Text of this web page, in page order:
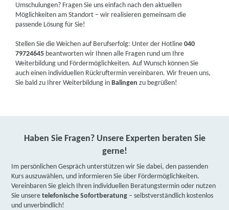
Umschulungen? Fragen Sie uns einfach nach den aktuellen
Möglichkeiten am Standort – wir realisieren gemeinsam die
passende Lösung für Sie!
Stellen Sie die Weichen auf Berufserfolg: Unter der Hotline040
79724645 beantworten wir Ihnen alle Fragen rund um Ihre
Weiterbildung und Fördermöglichkeiten. Auf Wunsch können Sie
auch einen individuellen Rückruftermin vereinbaren. Wir freuen uns,
Sie bald zu Ihrer Weiterbildung inBalingen zu begrüßen!
Haben Sie Fragen? Unsere Experten beraten Sie
gerne!
Im persönlichen Gespräch unterstützen wir Sie dabei, den passenden
Kurs auszuwählen, und informieren Sie über Fördermöglichkeiten.
Vereinbaren Sie gleich Ihren individuellen Beratungstermin oder nutzen
Sie unseretelefonische Sofortberatung – selbstverständlich kostenlos
und unverbindlich!